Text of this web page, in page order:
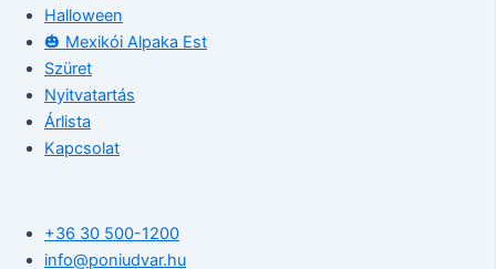
Halloween
🎃 Mexikói Alpaka Est
Szüret
Nyitvatartás
Árlista
Kapcsolat
+36 30 500-1200​
info@poniudvar.hu